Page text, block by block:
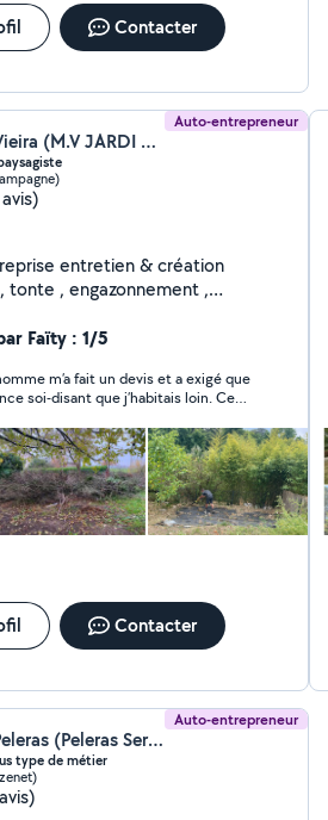
Contacter
Auto-entrepreneur
Matheo Vieira (M.V JARDI SERVICES)
entretien & création
, entretien parc et jardin
devis
et soigné avec une
Faïty : 1/5
m’a fait un devis et a exigé que
soi-disant que j’habitais loin. Ce
la prestation. J’ai relancé x
mais plutôt voleur. À fuir…
Contacter
Auto-entrepreneur
Richard Peleras (Peleras Service)
type de métier